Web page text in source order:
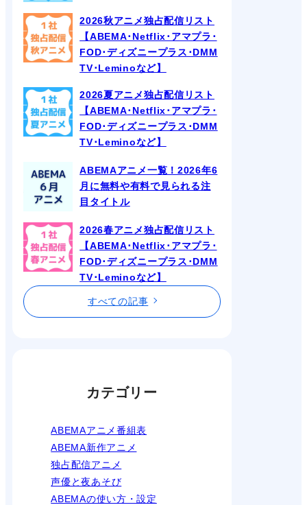
2026秋アニメ独占配信リスト
【ABEMA･Netflix･アマプラ･
FOD･ディズニープラス･DMM
TV･Leminoなど】
2026夏アニメ独占配信リスト
【ABEMA･Netflix･アマプラ･
FOD･ディズニープラス･DMM
TV･Leminoなど】
ABEMAアニメ一覧！2026年6
月に無料や有料で見られる注
目タイトル
2026春アニメ独占配信リスト
【ABEMA･Netflix･アマプラ･
FOD･ディズニープラス･DMM
TV･Leminoなど】
すべての記事
カテゴリー
ABEMAアニメ番組表
ABEMA新作アニメ
独占配信アニメ
声優と夜あそび
ABEMAの使い方・設定